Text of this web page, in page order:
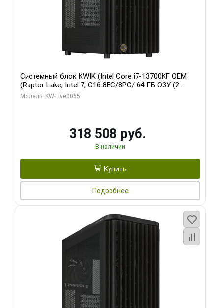
Системный блок KWIK (Intel Core i7-13700KF OEM
(Raptor Lake, Intel 7, C16 8EC/8PC/ 64 ГБ ОЗУ (2
модуля)/ ASUS RTX5080 PROART OC 16GB GDDR7
Модель: KW-Live0065
318 508 руб.
В наличии
Купить
Подробнее